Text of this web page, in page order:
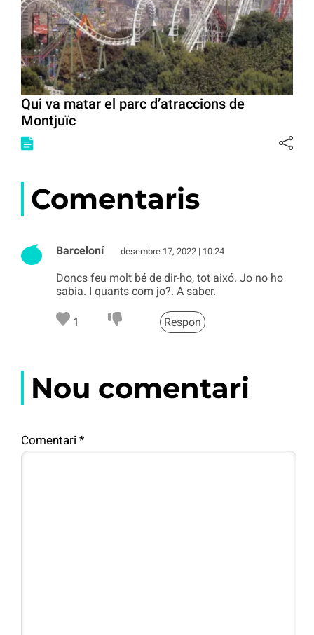
Qui va matar el parc d’atraccions de
Montjuïc
Comentaris
Barceloní desembre 17, 2022 | 10:24
Doncs feu molt bé de dir-ho, tot aixó. Jo no ho
sabia. I quants com jo?. A saber.
1 Respon
Nou comentari
Comentari *